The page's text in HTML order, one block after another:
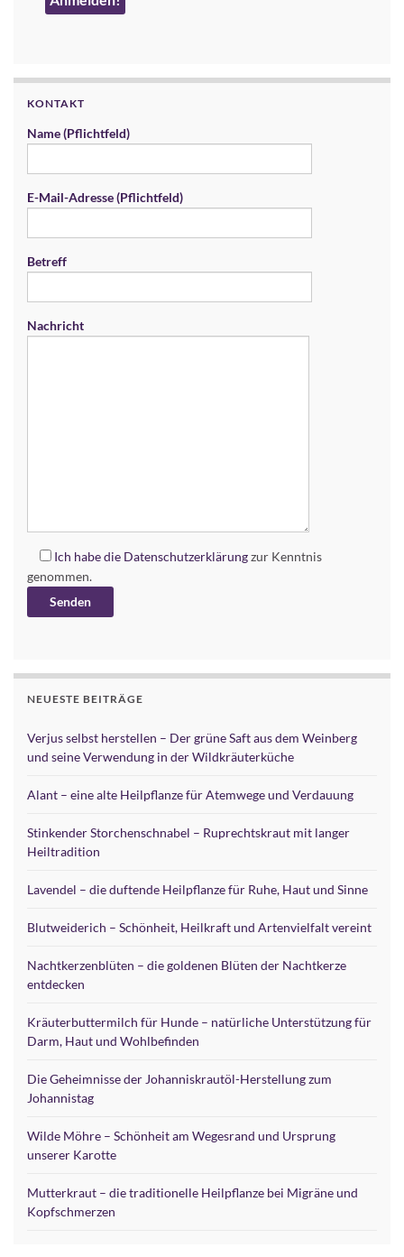
KONTAKT
Name (Pflichtfeld)
E-Mail-Adresse (Pflichtfeld)
Betreff
Nachricht
Ich habe die Datenschutzerklärungzur Kenntnis
genommen.
NEUESTE BEITRÄGE
Verjus selbst herstellen – Der grüne Saft aus dem Weinberg
und seine Verwendung in der Wildkräuterküche
Alant – eine alte Heilpflanze für Atemwege und Verdauung
Stinkender Storchenschnabel – Ruprechtskraut mit langer
Heiltradition
Lavendel – die duftende Heilpflanze für Ruhe, Haut und Sinne
Blutweiderich – Schönheit, Heilkraft und Artenvielfalt vereint
Nachtkerzenblüten – die goldenen Blüten der Nachtkerze
entdecken
Kräuterbuttermilch für Hunde – natürliche Unterstützung für
Darm, Haut und Wohlbefinden
Die Geheimnisse der Johanniskrautöl-Herstellung zum
Johannistag
Wilde Möhre – Schönheit am Wegesrand und Ursprung
unserer Karotte
Mutterkraut – die traditionelle Heilpflanze bei Migräne und
Kopfschmerzen